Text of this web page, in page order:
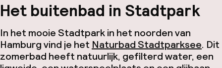
Het buitenbad in Stadtpark
In het mooie Stadtpark in het noorden van
Hamburg vind je het Naturbad Stadtparksee. Dit
zomerbad heeft natuurlijk, gefilterd water, een